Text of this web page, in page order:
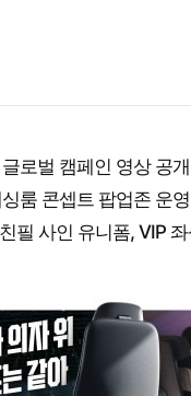
로벌 캠페인 영상 공개
룸 콘셉트 팝업존 운
필 사인 유니폼, VIP